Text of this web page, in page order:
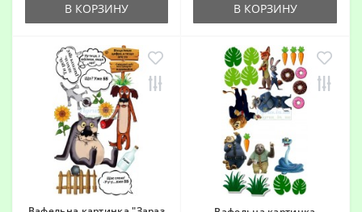
В КОРЗИНУ В КОРЗИНУ